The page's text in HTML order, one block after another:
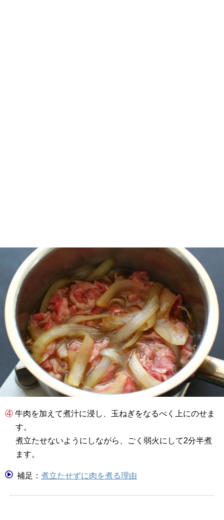
④ 牛肉を加えて煮汁に浸し、玉ねぎをなるべく上にのせま
す。
煮立たせないようにしながら、ごく弱火にして2分半煮
ます。
補足： 煮立たせずに肉を煮る理由